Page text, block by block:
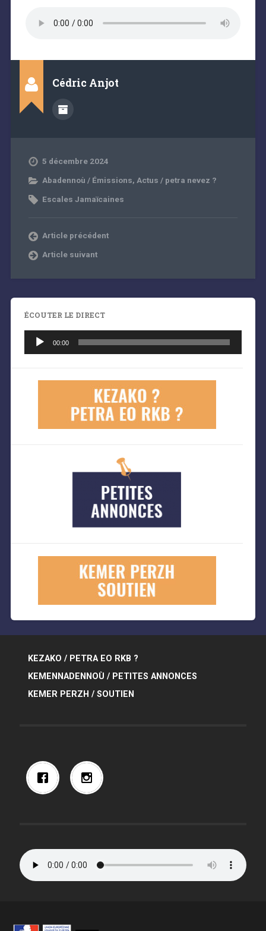
Cédric Anjot
5 décembre 2024
Abadennoù / Émissions, Actus / petra nevez ?
Escales Jamaïcaines
Article précédent
Article suivant
ÉCOUTER LE DIRECT
audio
00:00
KEZAKO / PETRA EO RKB ?
KEMENNADENNOÙ / PETITES ANNONCES
KEMER PERZH / SOUTIEN